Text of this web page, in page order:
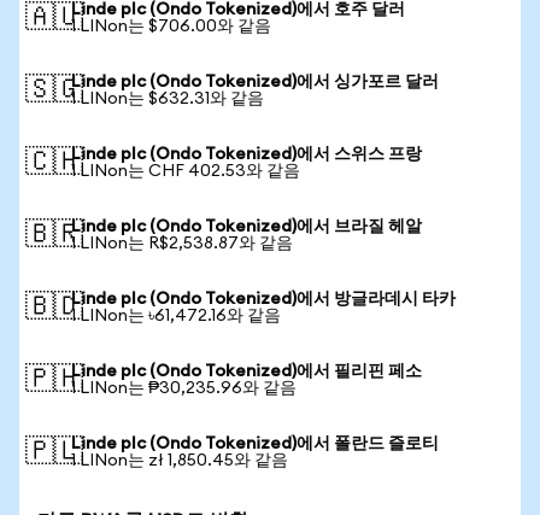
🇦🇺Linde plc (Ondo Tokenized)에서 호주 달러
1 LINon는 $706.00와 같음
🇸🇬Linde plc (Ondo Tokenized)에서 싱가포르 달러
1 LINon는 $632.31와 같음
🇨🇭Linde plc (Ondo Tokenized)에서 스위스 프랑
1 LINon는 CHF 402.53와 같음
🇧🇷Linde plc (Ondo Tokenized)에서 브라질 헤알
1 LINon는 R$2,538.87와 같음
🇧🇩Linde plc (Ondo Tokenized)에서 방글라데시 타카
1 LINon는 ৳61,472.16와 같음
🇵🇭Linde plc (Ondo Tokenized)에서 필리핀 페소
1 LINon는 ₱30,235.96와 같음
🇵🇱Linde plc (Ondo Tokenized)에서 폴란드 즐로티
1 LINon는 zł 1,850.45와 같음